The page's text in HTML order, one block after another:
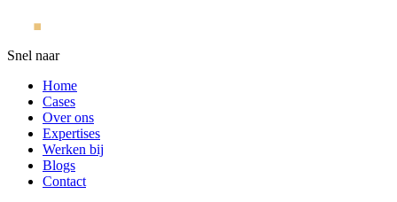
Snel naar
Home
Cases
Over ons
Expertises
Werken bij
Blogs
Contact